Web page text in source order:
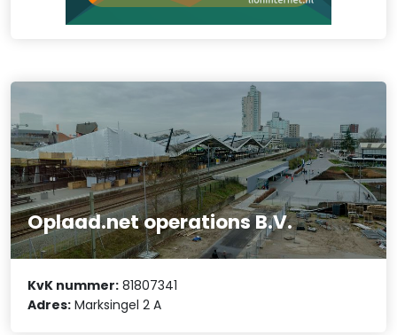
Oplaad.net operations B.V.
KvK nummer: 81807341
Adres: Marksingel 2 A